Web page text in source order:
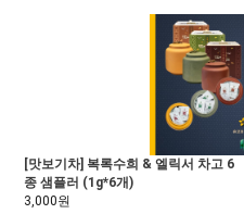
[맛보기차] 복록수희 & 엘릭서 차고 6
종 샘플러 (1g*6개)
3,000원